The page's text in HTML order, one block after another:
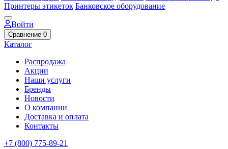
Принтеры этикеток Банковское оборудование
Войти
Сравнение 0
Каталог
Распродажа
Акции
Наши услуги
Бренды
Новости
О компании
Доставка и оплата
Контакты
+7 (800) 775-89-21